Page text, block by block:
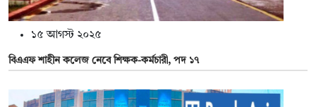
১৫ আগস্ট ২০২৫
বিএএফ শাহীন কলেজ নেবে শিক্ষক-কর্মচারী, পদ ১৭